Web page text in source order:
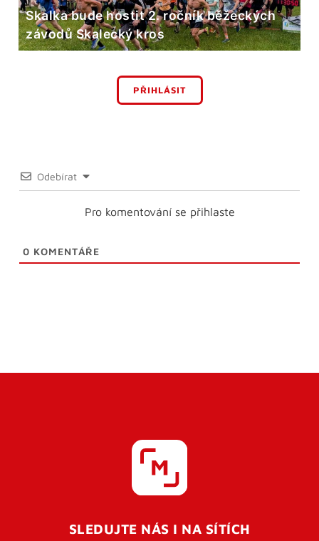
Skalka bude hostit 2. ročník běžeckých
závodů Skalecký kros
PŘIHLÁSIT
Odebírat
Pro komentování se přihlaste
0 KOMENTÁŘE
SLEDUJTE NÁS I NA SÍTÍCH